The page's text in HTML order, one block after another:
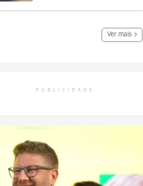
Ver mais
PUBLICIDADE